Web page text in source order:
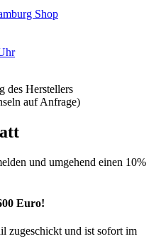
Shop
des Herstellers
auf Anfrage)
und umgehend einen 10%
Euro!
zugeschickt und ist sofort im